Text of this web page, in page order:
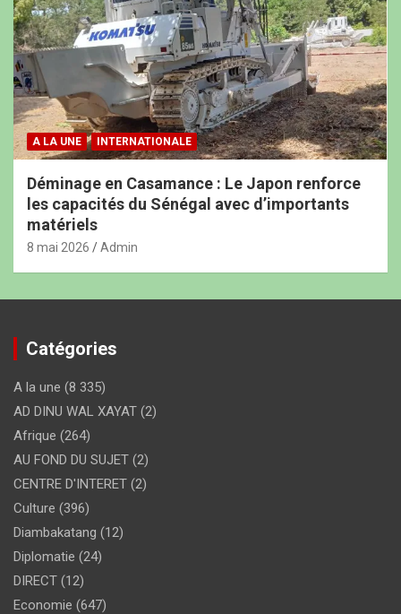
A LA UNE INTERNATIONALE
Déminage en Casamance : Le Japon renforce
les capacités du Sénégal avec d’importants
matériels
8 mai 2026 Admin
Catégories
A la une (8 335)
AD DINU WAL XAYAT (2)
Afrique (264)
AU FOND DU SUJET (2)
CENTRE D'INTERET (2)
Culture (396)
Diambakatang (12)
Diplomatie (24)
DIRECT (12)
Economie (647)